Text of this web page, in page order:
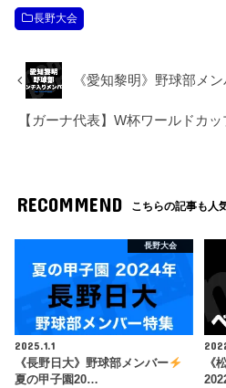
長野大会
《愛知黎明》野球部メ
【ガーナ代表】W杯ワールドカ
RECOMMEND こちらの記事も人
長野大会
2025.1.1
《長野日大》野球部メンバー
夏の甲子園20…
《